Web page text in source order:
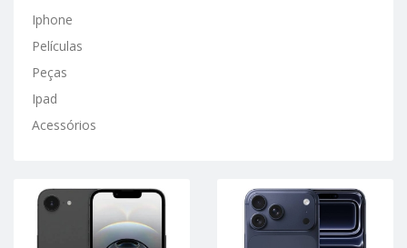
Iphone
Películas
Peças
Ipad
Acessórios